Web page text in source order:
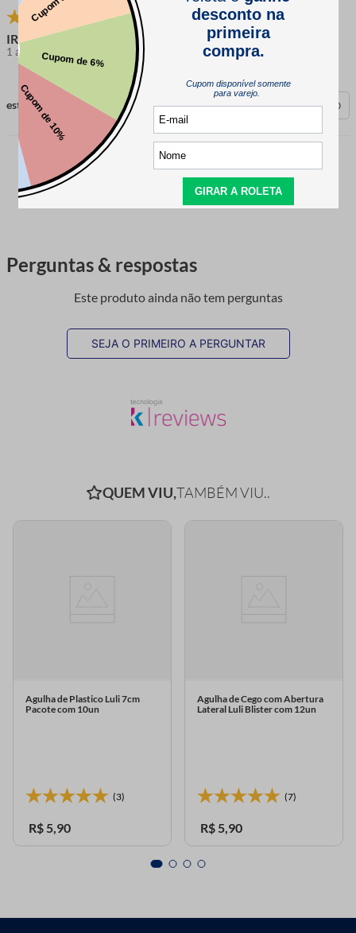
IRACI
1 ano atrás comprador verificado
esta avaliação foi útil? 0 0
CARREGAR MAIS
Perguntas & respostas
Este produto ainda não tem perguntas
SEJA O PRIMEIRO A PERGUNTAR
QUEM VIU,TAMBÉM VIU..
Agulha de Plastico Luli 7cm
Pacote com 10un
(3)
R$ 5,90
Agulha de Cego com Abertura
Lateral Luli Blister com 12un
(7)
R$ 5,90